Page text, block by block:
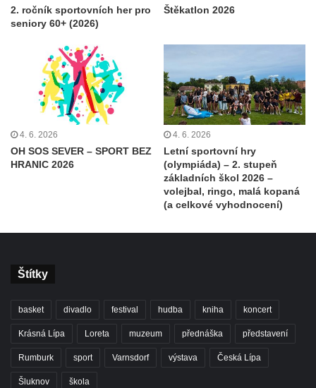
2. ročník sportovních her pro
seniory 60+ (2026)
Štěkatlon 2026
4. 6. 2026
OH SOS SEVER – SPORT BEZ
HRANIC 2026
4. 6. 2026
Letní sportovní hry
(olympiáda) – 2. stupeň
základních škol 2026 –
volejbal, ringo, malá kopaná
(a celkové vyhodnocení)
Štítky
basket divadlo festival hudba kniha koncert
Krásná Lípa Loreta muzeum přednáška představení
Rumburk sport Varnsdorf výstava Česká Lípa
Šluknov škola